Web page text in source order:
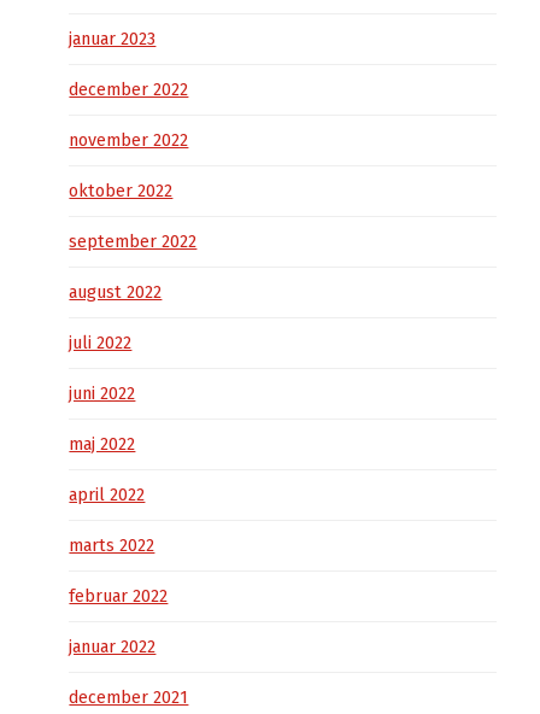
januar 2023
december 2022
november 2022
oktober 2022
september 2022
august 2022
juli 2022
juni 2022
maj 2022
april 2022
marts 2022
februar 2022
januar 2022
december 2021